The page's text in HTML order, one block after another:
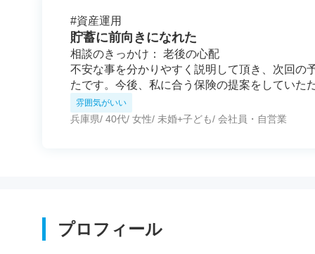
#資産運用
貯蓄に前向きになれた
相談のきっかけ： 老後の心配
不安な事を分かりやすく説明して頂き、次回の
たです。今後、私に合う保険の提案をしていた
雰囲気がいい
兵庫県 40代 女性 未婚+子ども 会社員・自営業
プロフィール